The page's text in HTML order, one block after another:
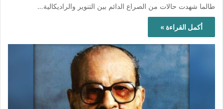
طالما شهدت حالات من الصراع الدائم بين التنوير والراديكالية…
أكمل القراءة »